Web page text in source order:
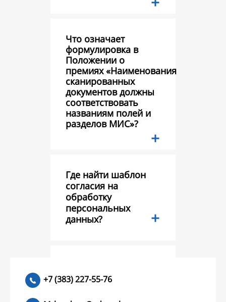
Что означает
формулировка в
Положении о
премиях «Наименования
сканированных
документов должны
соответствовать
названиям полей и
разделов МИС»?
Где найти шаблон
согласия на
обработку
персональных
данных?
+7 (383) 227-55-76